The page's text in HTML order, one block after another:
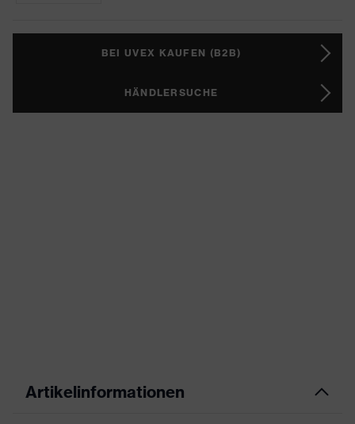
BEI UVEX KAUFEN (B2B)
HÄNDLERSUCHE
Artikelinformationen